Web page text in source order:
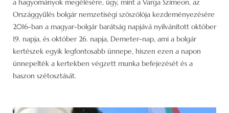
a hagyományok megélésére, úgy, mint a Varga Szimeon, az
Országgyűlés bolgár nemzetiségi szószólója kezdeményezésére
2016-ban a magyar-bolgár barátság napjává nyilvánított október
19. napja, és október 26. napja, Demeter-nap, ami a bolgár
kertészek egyik legfontosabb ünnepe, hiszen ezen a napon
ünnepelték a kertekben végzett munka befejezését és a
haszon szétosztását.